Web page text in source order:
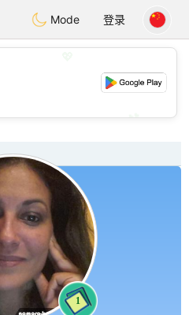
Conversar
Mode 登录
💕
1